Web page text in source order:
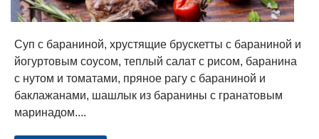
Суп с бараниной, хрустящие брускетты с бараниной и
йогуртовым соусом, ​теплый салат с рисом, ​баранина
с нутом и томатами, пряное рагу с бараниной и
баклажанами, ​шашлык из баранины с гранатовым
маринадом....